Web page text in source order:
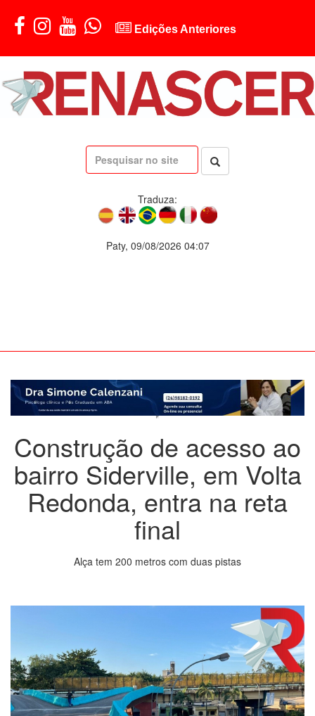
Edições Anteriores
Traduza:
Paty, 09/08/2026 04:07
Construção de acesso ao
bairro Siderville, em Volta
Redonda, entra na reta
final
Alça tem 200 metros com duas pistas